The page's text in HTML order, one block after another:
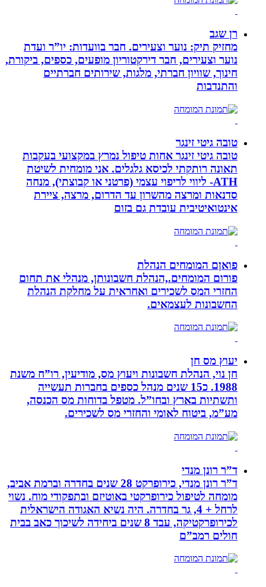
רן שגב
מחזיק תיק: נוער וצעירים. חבר בוועדות: יו”ר ועדת
נוער וצעירים, חבר דירקטוריון מופעים, כספים, ביקורת,
חינוך, שוויון חברתי, מלגות, שירותים חברתיים
והתנדבות
טובה גיטי זינגר
טובה גיטי זינגר אחות טיפול נמרץ במקצועי בעקבות
תאונה רותקתי לכיסא גלגלים. אני מומחית לשיטת
ATH- ליווי לריפוי עצמי (פרטני או קבוצתי), מנחה
סדנאות ומרצה מהשרון עד הדרום, מרצה, ציירת
אינטואיטיבית עובדת גם בזום
פואןם המומחים הנהלת
פורום המומחים.,הנהלת חשבונותן, מנהלי את תחום
החזרי המס לשכירים ואחראית על מחלקת הנהלת
החשבונות לעצמאים.
יעוץ מס חן
חן נוי, הנהלת חשבונות ויעוץ מס, מודיעין, רו”ח משנת
1988. כ15 שנים מנהל כספים בחברות תעשייה
ותשתיות בארץ ובחו”ל. מטפל בדוחות מס הכנסה,
מע”מ, ביטוח לאומי והחזרי מס לשכירים.
ד”ר רונן מנדי
ד”ר רונן מנדי, כירופרקט 28 שנים בחדרה וברמת אביב,
מומחה לטיפול כירופרקטי באוטיזם ובתפקודי מוח. נשוי
לרחל + 4, גר בחדרה. היה נשיא האגודה הישראלית
לכירופרקטיקה, עבד 8 שנים ביחידה לשיכוך כאב בבית
חולים רמב”ם